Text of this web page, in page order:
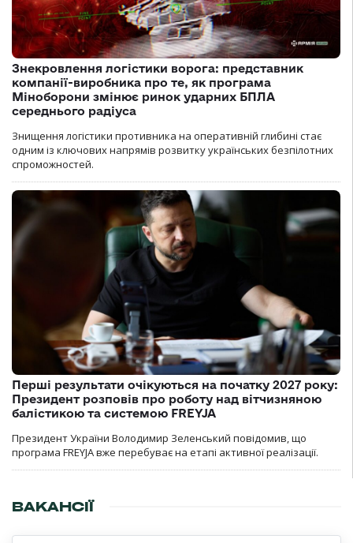
Знекровлення логістики ворога: представник
компанії-виробника про те, як програма
Міноборони змінює ринок ударних БПЛА
середнього радіуса
Знищення логістики противника на оперативній глибині стає
одним із ключових напрямів розвитку українських безпілотних
спроможностей.
Перші результати очікуються на початку 2027 року:
Президент розповів про роботу над вітчизняною
балістикою та системою FREYJA
Президент України Володимир Зеленський повідомив, що
програма FREYJA вже перебуває на етапі активної реалізації.
ВАКАНСІЇ